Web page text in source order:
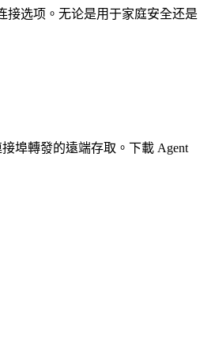
接选项。无论是用于家庭安全还是
埠轉發的遠端存取。下載 Agent